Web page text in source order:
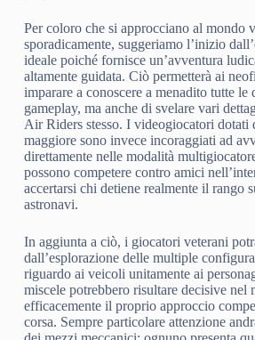
Per coloro che si approcciano al mondo
sporadicamente, suggeriamo l’inizio
ideale poiché fornisce un’avventura
altamente guidata. Ciò permetterà ai
imparare a conoscere a menadito tutte le
gameplay, ma anche di svelare vari
Air Riders stesso. I videogiocatori dotati
maggiore sono invece incoraggiati ad
direttamente nelle modalità
possono competere contro amici
accertarsi chi detiene realmente il rango
astronavi.
In aggiunta a ciò, i giocatori veterani
dall’esplorazione delle multiple
riguardo ai veicoli unitamente ai
miscele potrebbero risultare decisive nel
efficacemente il proprio approccio
corsa. Sempre particolare attenzione